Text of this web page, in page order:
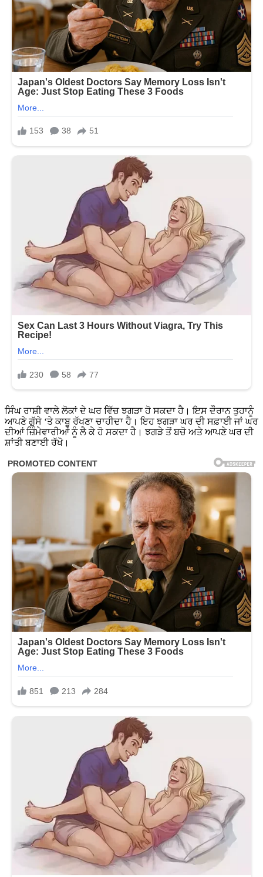
ਸਿੰਘ ਰਾਸ਼ੀ ਵਾਲੇ ਲੋਕਾਂ ਦੇ ਘਰ ਵਿੱਚ ਝਗੜਾ ਹੋ ਸਕਦਾ ਹੈ। ਇਸ ਦੌਰਾਨ ਤੁਹਾਨੂੰ
ਆਪਣੇ ਗੁੱਸੇ ‘ਤੇ ਕਾਬੂ ਰੱਖਣਾ ਚਾਹੀਦਾ ਹੈ। ਇਹ ਝਗੜਾ ਘਰ ਦੀ ਸਫ਼ਾਈ ਜਾਂ ਘਰ
ਦੀਆਂ ਜ਼ਿੰਮੇਵਾਰੀਆਂ ਨੂੰ ਲੈ ਕੇ ਹੋ ਸਕਦਾ ਹੈ। ਝਗੜੇ ਤੋਂ ਬਚੋ ਅਤੇ ਆਪਣੇ ਘਰ ਦੀ
ਸ਼ਾਂਤੀ ਬਣਾਈ ਰੱਖੋ।